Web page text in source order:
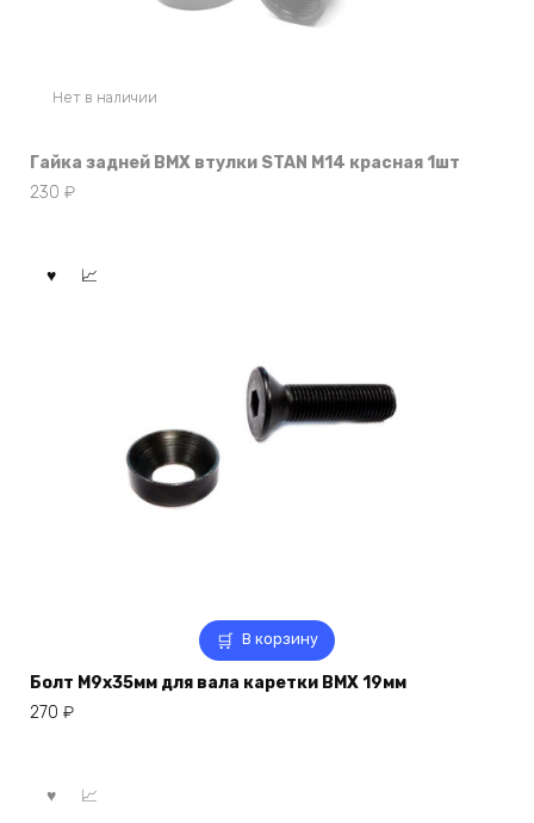
Нет в наличии
Гайка задней BMX втулки STAN M14 красная 1шт
230 ₽
В корзину
Болт M9x35мм для вала каретки BMX 19мм
270 ₽